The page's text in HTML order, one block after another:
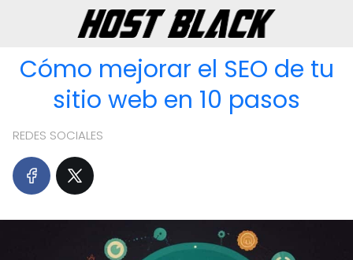
Cómo mejorar el SEO de tu
sitio web en 10 pasos
REDES SOCIALES